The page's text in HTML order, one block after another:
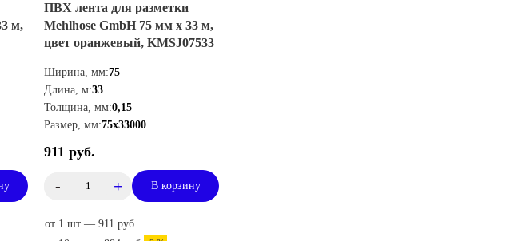
м,
ПВХ лента для разметки
Mehlhose GmbH 75 мм х 33 м,
цвет оранжевый, KMSJ07533
Ширина, мм:75
Длина, м:33
Толщина, мм:0,15
Размер, мм:75х33000
911 руб.
- + В корзину
от 1 шт — 911 руб.